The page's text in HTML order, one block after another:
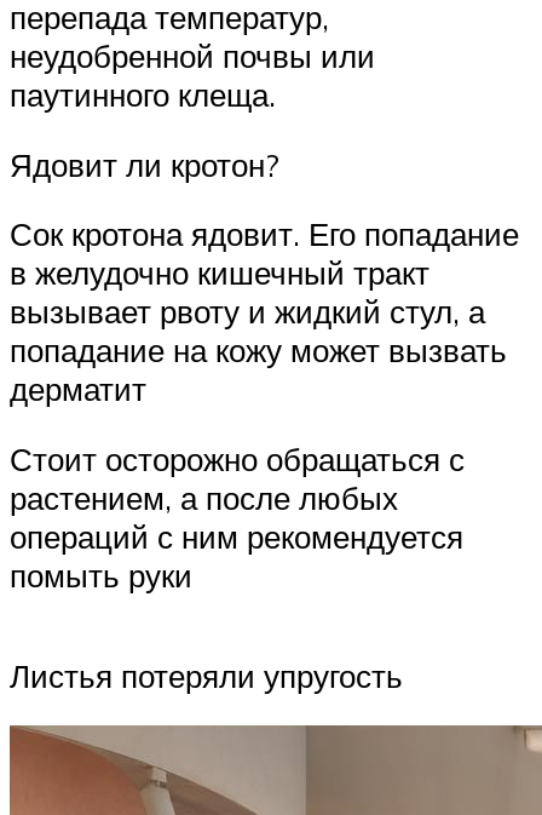
перепада температур,
неудобренной почвы или
паутинного клеща.
Ядовит ли кротон?
Сок кротона ядовит. Его попадание
в желудочно кишечный тракт
вызывает рвоту и жидкий стул, а
попадание на кожу может вызвать
дерматит
Стоит осторожно обращаться с
растением, а после любых
операций с ним рекомендуется
помыть руки
Листья потеряли упругость